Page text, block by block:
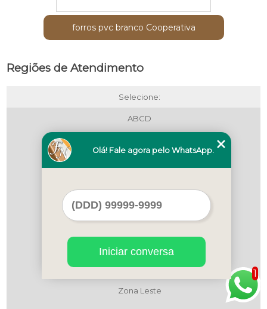
forros pvc branco Cooperativa
Regiões de Atendimento
Selecione:
ABCD
Região Central
São Bernardo do Campo
São Paulo
Zona Leste
1
Olá! Fale agora pelo WhatsApp.
Iniciar conversa